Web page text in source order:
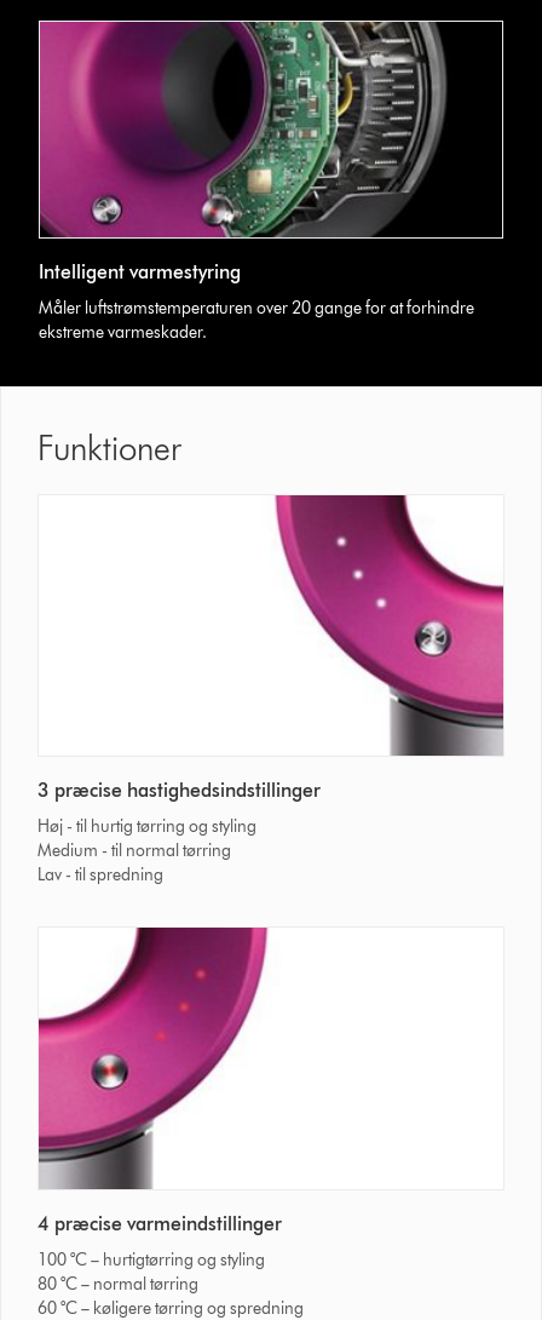
Intelligent varmestyring
Måler luftstrømstemperaturen over 20 gange for at forhindre
ekstreme varmeskader.
Funktioner
3 præcise hastighedsindstillinger
Høj - til hurtig tørring og styling
Medium - til normal tørring
Lav - til spredning
4 præcise varmeindstillinger
100 °C – hurtigtørring og styling
80 °C – normal tørring
60 °C – køligere tørring og spredning